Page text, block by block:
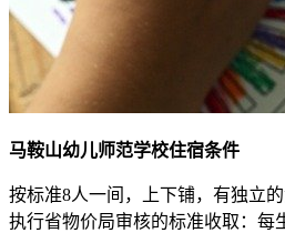
马鞍山幼儿师范学校住宿条件
按标准8人一间，上下铺，有独立
执行省物价局审核的标准收取：每